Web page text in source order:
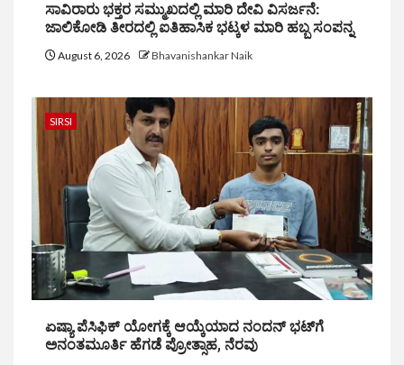
ಸಾವಿರಾರು ಭಕ್ತರ ಸಮ್ಮುಖದಲ್ಲಿ ಮಾರಿ ದೇವಿ ವಿಸರ್ಜನೆ:
ಜಾಲಿಕೋಡಿ ತೀರದಲ್ಲಿ ಐತಿಹಾಸಿಕ ಭಟ್ಕಳ ಮಾರಿ ಹಬ್ಬ ಸಂಪನ್ನ
August 6, 2026 Bhavanishankar Naik
SIRSI
ಏಷ್ಯಾ ಪೆಸಿಫಿಕ್ ಯೋಗಕ್ಕೆ ಆಯ್ಕೆಯಾದ ನಂದನ್ ಭಟ್‌ಗೆ
ಅನಂತಮೂರ್ತಿ ಹೆಗಡೆ ಪ್ರೋತ್ಸಾಹ, ನೆರವು